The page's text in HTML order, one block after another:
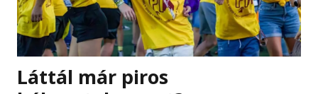
Láttál már piros